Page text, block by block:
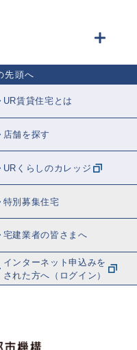
先頭へ
UR賃貸住宅とは
店舗を探す
URくらしのカレッジ
特別募集住宅
宅建業者の皆さまへ
インターネット申込みを
された方へ（ログイン）